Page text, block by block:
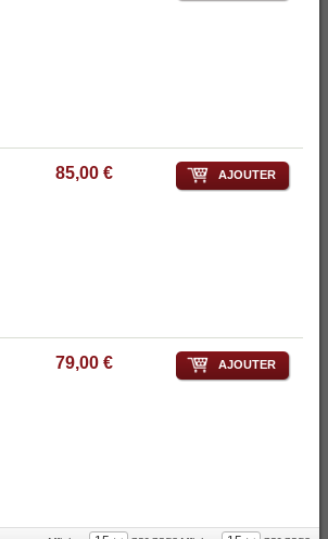
85,00 € AJOUTER
79,00 € AJOUTER